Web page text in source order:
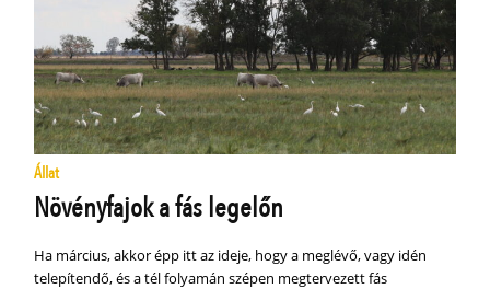
Állat
Növényfajok a fás legelőn
Ha március, akkor épp itt az ideje, hogy a meglévő, vagy idén
telepítendő, és a tél folyamán szépen megtervezett fás